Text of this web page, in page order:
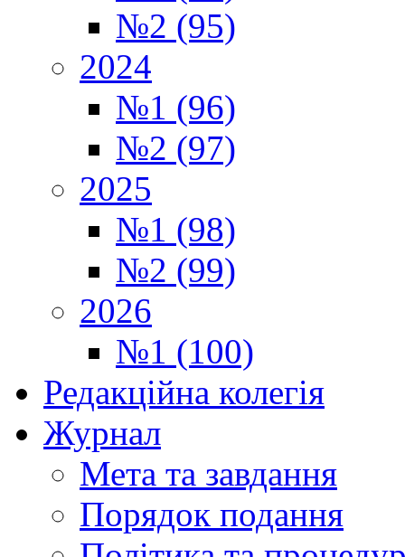
№2 (95)
2024
№1 (96)
№2 (97)
2025
№1 (98)
№2 (99)
2026
№1 (100)
Редакційна колегія
Журнал
Мета та завдання
Порядок подання